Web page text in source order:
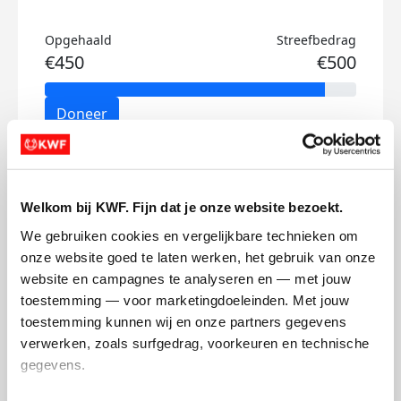
Welkom bij KWF. Fijn dat je onze website bezoekt.
We gebruiken cookies en vergelijkbare technieken om
onze website goed te laten werken, het gebruik van onze
website en campagnes te analyseren en — met jouw
toestemming — voor marketingdoeleinden. Met jouw
toestemming kunnen wij en onze partners gegevens
verwerken, zoals surfgedrag, voorkeuren en technische
gegevens.
Opgehaald
€450
Streefbedrag
€500
Doneer
Mika's badges